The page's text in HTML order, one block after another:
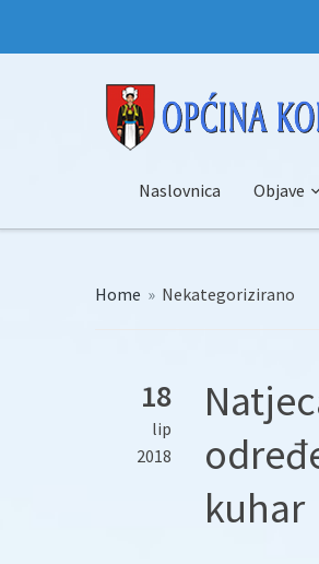
Naslovnica Objave
Home » Nekategorizirano
18
lip
2018
kuhar